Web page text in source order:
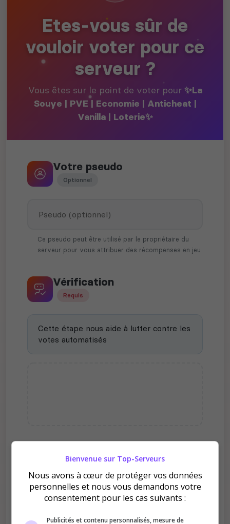
Etes-vous sûr de
vouloir voter pour ce
serveur ?
Vous êtes sur le point de voter pour ✨La
Souye | PVE | Economie | Anticheat |
Vanilla | Loterie✨
Votre pseudo
Optionnel
Ce pseudo peut être utilisé par le propriétaire du
serveur pour vous attribuer des récompenses en jeu
Vérification
Requis
Cette étape nous aide à lutter contre les
votes automatisés
Pourquoi voter pour ✨La
Souye | PVE | Economie |
Anticheat | Vanilla | Loterie✨
?
Bienvenue sur Top-Serveurs
Nous avons à cœur de protéger vos données
personnelles et nous vous demandons votre
consentement pour les cas suivants :
Publicités et contenu personnalisés, mesure de